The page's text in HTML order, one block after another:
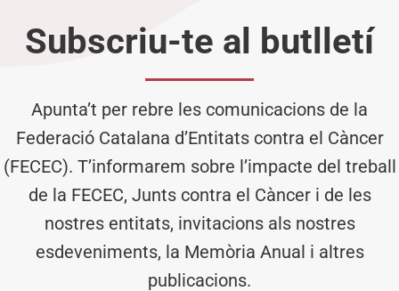
Subscriu-te al butlletí
Apunta’t per rebre les comunicacions de la
Federació Catalana d’Entitats contra el Càncer
(FECEC). T’informarem sobre l’impacte del treball
de la FECEC, Junts contra el Càncer i de les
nostres entitats, invitacions als nostres
esdeveniments, la Memòria Anual i altres
publicacions.